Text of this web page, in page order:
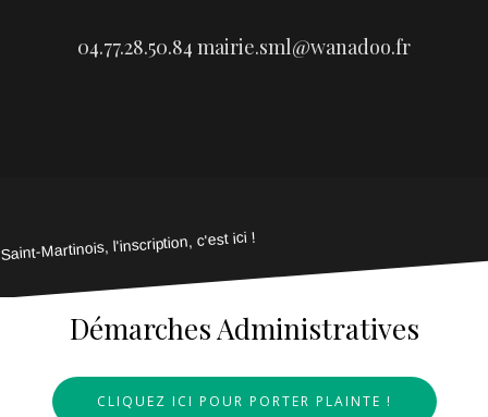
04.77.28.50.84 mairie.sml@wanadoo.fr
Saint-Martinois, l'inscription, c'est ici !
Démarches Administratives
CLIQUEZ ICI POUR PORTER PLAINTE !